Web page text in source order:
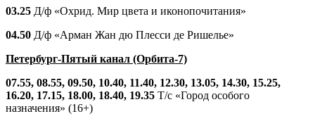
03.25 Д/ф «Охрид. Мир цвета и иконопочитания»
04.50 Д/ф «Арман Жан дю Плесси де Ришелье»
Петербург-Пятый канал (Орбита-7)
07.55, 08.55, 09.50, 10.40, 11.40, 12.30, 13.05, 14.30, 15.25,
16.20, 17.15, 18.00, 18.40, 19.35 Т/с «Город особого
назначения» (16+)